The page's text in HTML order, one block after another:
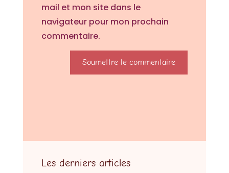
mail et mon site dans le
navigateur pour mon prochain
commentaire.
Soumettre le commentaire
Les derniers articles